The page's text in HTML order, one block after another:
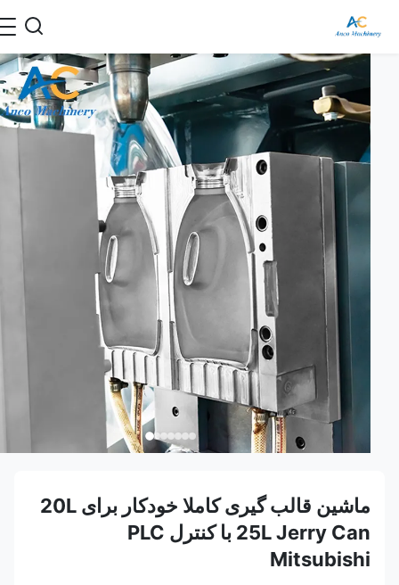
ماشین قالب گیری کاملا خودکار برای 20L
25L Jerry Can با کنترل PLC
Mitsubishi